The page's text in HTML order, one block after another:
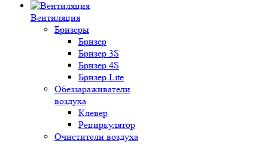
Вентиляция
Бризеры
Бризер
Бризер 3S
Бризер 4S
Бризер Lite
Обеззараживатели
воздуха
Клевер
Рециркулятор
Очистители воздуха